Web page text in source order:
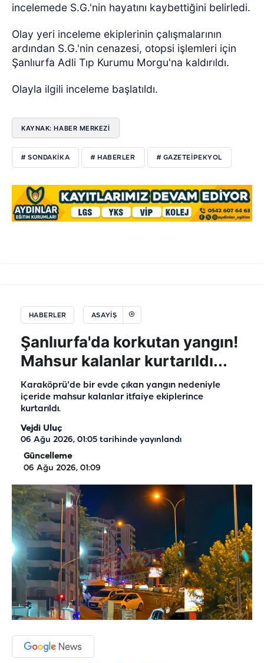
incelemede S.G.'nin hayatını kaybettiğini belirledi.
Olay yeri inceleme ekiplerinin çalışmalarının
ardından S.G.'nin cenazesi, otopsi işlemleri için
Şanlıurfa Adli Tıp Kurumu Morgu'na kaldırıldı.
Olayla ilgili inceleme başlatıldı.
KAYNAK: HABER MERKEZI
# SONDAKİKA # HABERLER # GAZETEİPEKYOL
HABERLER ASAYIŞ
Şanlıurfa'da korkutan yangın!
Mahsur kalanlar kurtarıldı...
Karaköprü'de bir evde çıkan yangın nedeniyle
içeride mahsur kalanlar itfaiye ekiplerince
kurtarıldı.
Vejdi Uluç
06 Ağu 2026, 01:05 tarihinde yayınlandı
Güncelleme
06 Ağu 2026, 01:09